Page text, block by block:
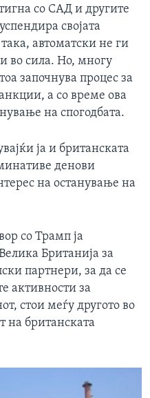
со САД и другите
својата
автоматски не ги
во сила. Но, многу
започнува процес за
а со време ова
на спогодбата.
ја и британската
денови
на останување на
со Трамп ја
Британија за
партнери, за да се
активности за
стои меѓу другото во
на британската